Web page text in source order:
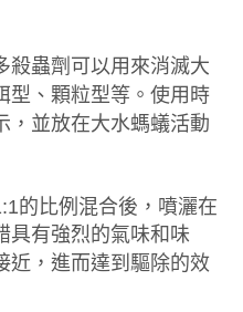
殺蟲劑可以用來消滅大
型、顆粒型等。使用時
，並放在大水螞蟻活動
的比例混合後，噴灑在
具有強烈的氣味和味
近，進而達到驅除的效